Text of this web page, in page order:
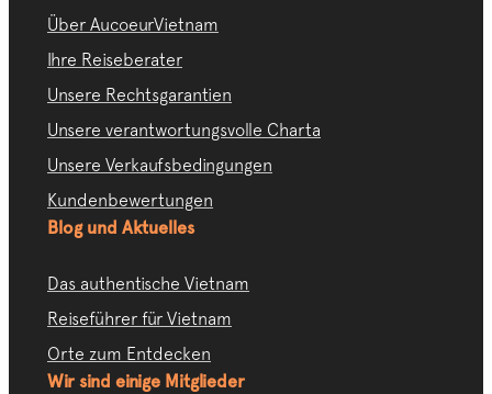
Über AucoeurVietnam
Ihre Reiseberater
Unsere Rechtsgarantien
Unsere verantwortungsvolle Charta
Unsere Verkaufsbedingungen
Kundenbewertungen
Blog und Aktuelles
Das authentische Vietnam
Reiseführer für Vietnam
Orte zum Entdecken
Wir sind einige Mitglieder